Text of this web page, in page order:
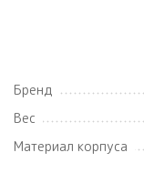
Бренд
Вес
Материал корпуса